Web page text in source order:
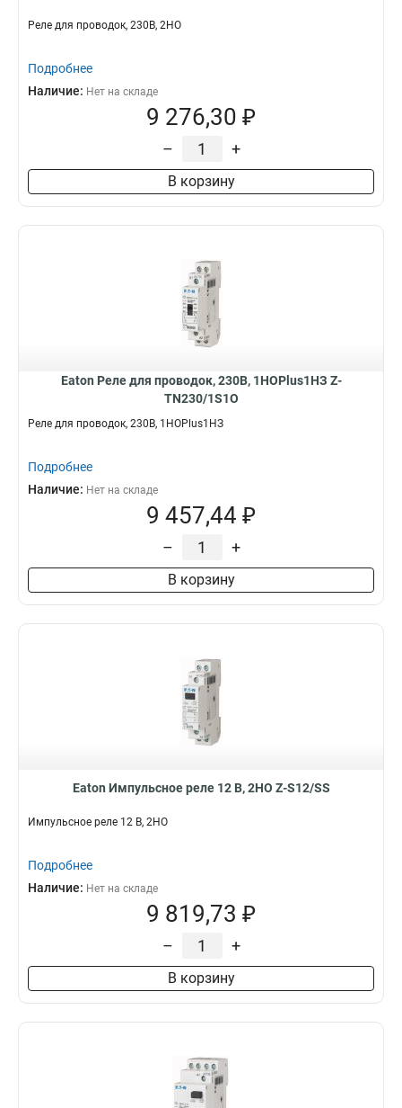
Реле для проводок, 230В, 2НО
Подробнее
Наличие: Нет на складе
9 276,30 ₽
– +
В корзину
Eaton Реле для проводок, 230В, 1НОPlus1НЗ Z-
TN230/1S1O
Реле для проводок, 230В, 1НОPlus1НЗ
Подробнее
Наличие: Нет на складе
9 457,44 ₽
– +
В корзину
Eaton Импульсное реле 12 В, 2НО Z-S12/SS
Импульсное реле 12 В, 2НО
Подробнее
Наличие: Нет на складе
9 819,73 ₽
– +
В корзину